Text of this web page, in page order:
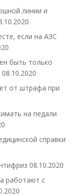
линии и
если на АЗС
быть только
08.10.2020
от штрафа при
на педали
справки
08.10.2020
работают с